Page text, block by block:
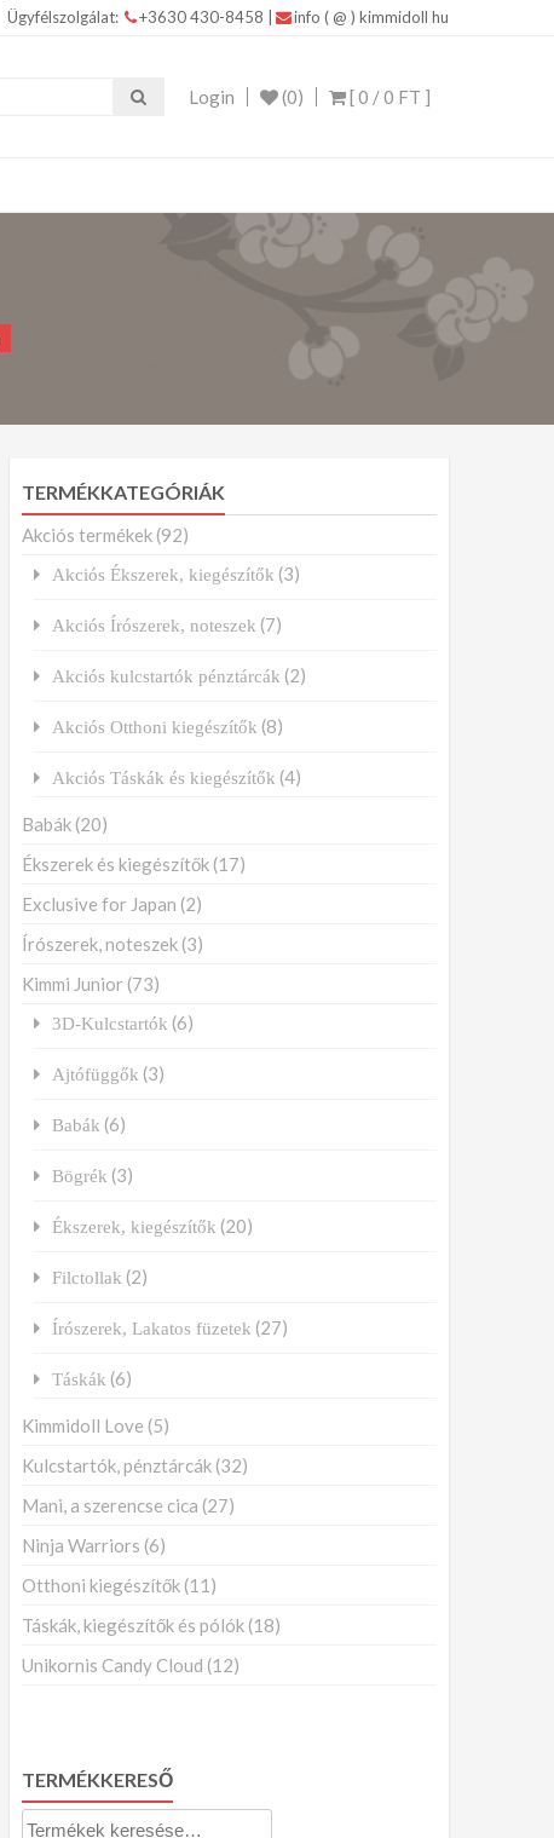
Ügyfélszolgálat: +3630 430-8458 info ( @ ) kimmidoll hu
[ 0 /0 FT ]
(0)
Login
TERMÉKKATEGÓRIÁK
Akciós termékek (92)
Akciós Ékszerek, kiegészítők (3)
Akciós Írószerek, noteszek (7)
Akciós kulcstartók pénztárcák (2)
Akciós Otthoni kiegészítők (8)
Akciós Táskák és kiegészítők (4)
Babák (20)
Ékszerek és kiegészítők (17)
Exclusive for Japan (2)
Írószerek, noteszek (3)
Kimmi Junior (73)
3D-Kulcstartók (6)
Ajtófüggők (3)
Babák (6)
Bögrék (3)
Ékszerek, kiegészítők (20)
Filctollak (2)
Írószerek, Lakatos füzetek (27)
Táskák (6)
Kimmidoll Love (5)
Kulcstartók, pénztárcák (32)
Mani, a szerencse cica (27)
Ninja Warriors (6)
Otthoni kiegészítők (11)
Táskák, kiegészítők és pólók (18)
Unikornis Candy Cloud (12)
TERMÉKKERESŐ
Keresés